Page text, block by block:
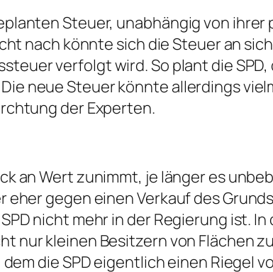
Steuer, unabhängig von
nach könnte sich die Steuer an
verfolgt wird. So plant die
neue Steuer könnte allerdings
der Experten.
an Wert zunimmt, je länger es
gegen einen Verkauf des
nicht mehr in der Regierung ist.
nur kleinen Besitzern von Flächen
die SPD eigentlich einen Riegel